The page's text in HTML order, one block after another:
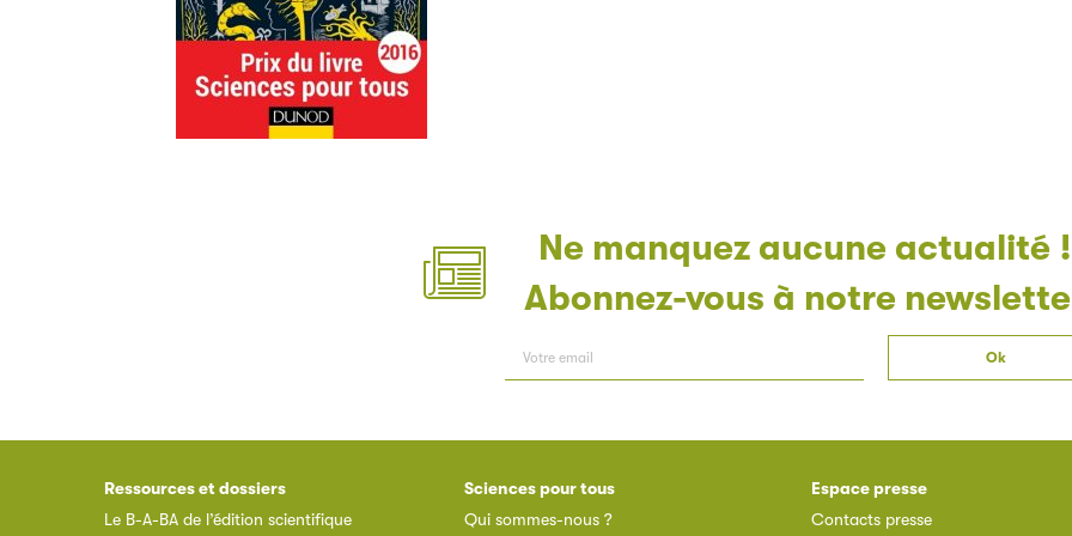
Ne manquez aucune actualité !
Abonnez-vous à notre
Ressources et dossiers
Le B-A-BA de l’édition scientifique
Sciences pour tous
Qui sommes-nous ?
Espace presse
Contacts presse